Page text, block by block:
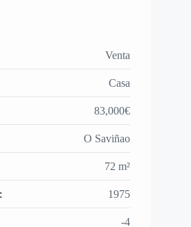
Venta
Casa
83,000€
O Saviñao
72 m²
1975
-4